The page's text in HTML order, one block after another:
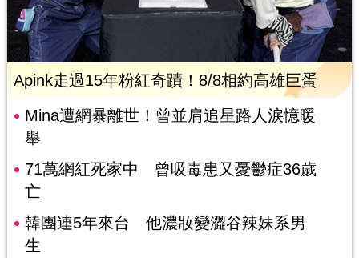
Apink走過15年粉紅奇蹟！8/8相約高雄巨蛋
Mina遭網暴離世！曾並肩追星路人淚憶暖
舉
71萬網紅死家中 曾吸毒患又憂鬱症36歲
亡
韓團連5年來台 他濃妝變澀谷辣妹系男
生